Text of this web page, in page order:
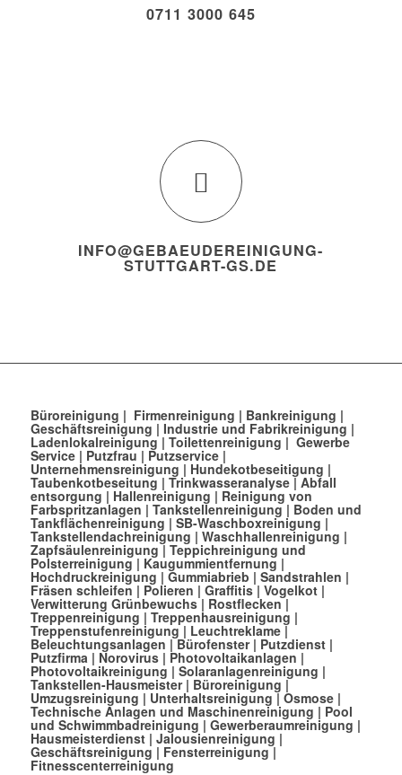
0711 3000 645
INFO@GEBAEUDEREINIGUNG-
STUTTGART-GS.DE
Büroreinigung | Firmenreinigung | Bankreinigung |
Geschäftsreinigung | Industrie und Fabrikreinigung |
Ladenlokalreinigung| Toilettenreinigung | Gewerbe
Service| Putzfrau | Putzservice|
Unternehmensreinigung | Hundekotbeseitigung |
Taubenkotbeseitung | Trinkwasseranalyse|Abfall
entsorgung | Hallenreinigung | Reinigung von
Farbspritzanlagen | Tankstellenreinigung| Boden und
Tankflächenreinigung | SB-Waschboxreinigung |
Tankstellendachreinigung | Waschhallenreinigung |
Zapfsäulenreinigung| Teppichreinigung und
Polsterreinigung| Kaugummientfernung|
Hochdruckreinigung | Gummiabrieb | Sandstrahlen |
Fräsen schleifen | Polieren | Graffitis| Vogelkot|
Verwitterung Grünbewuchs| Rostflecken|
Treppenreinigung | Treppenhausreinigung |
Treppenstufenreinigung| Leuchtreklame|
Beleuchtungsanlagen |Bürofenster| Putzdienst|
Putzfirma | Norovirus| Photovoltaikanlagen |
Photovoltaikreinigung | Solaranlagenreinigung |
Tankstellen-Hausmeister| Büroreinigung |
Umzugsreinigung | Unterhaltsreinigung|Osmose|
Technische Anlagen und Maschinenreinigung | Pool
und Schwimmbadreinigung | Gewerberaumreinigung |
Hausmeisterdienst| Jalousienreinigung |
Geschäftsreinigung | Fensterreinigung|
Fitnesscenterreinigung